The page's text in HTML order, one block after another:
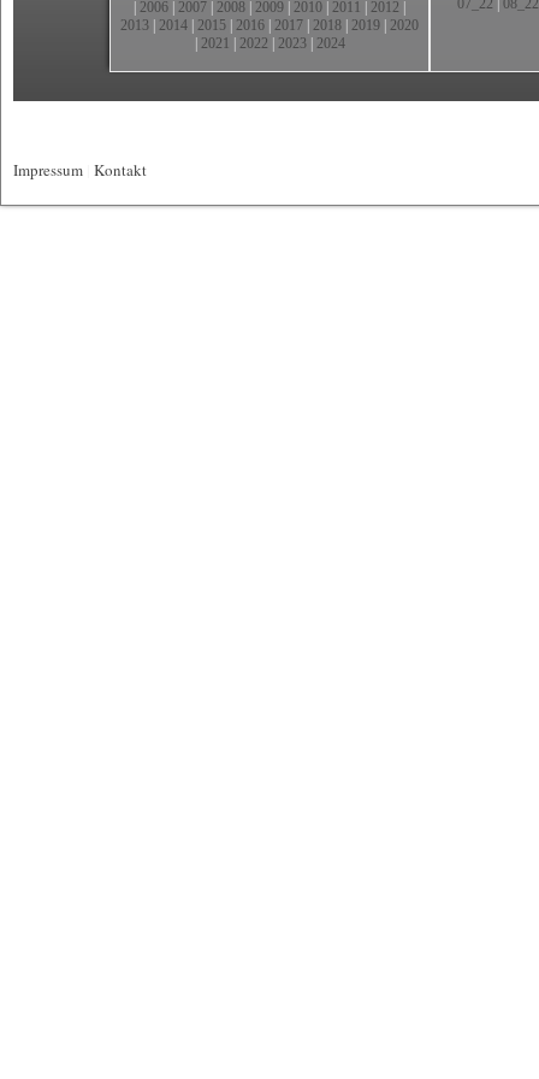
2006 2007 2008 2009 2010 2011 2012
2013 2014 2015 2016 2017 2018 2019 2020
2021 2022 2023| 2024
07_22
08_22
Impressum Kontakt